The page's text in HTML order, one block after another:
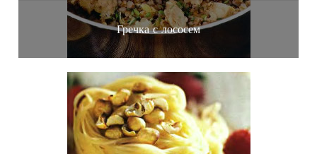
Гречка с лососем